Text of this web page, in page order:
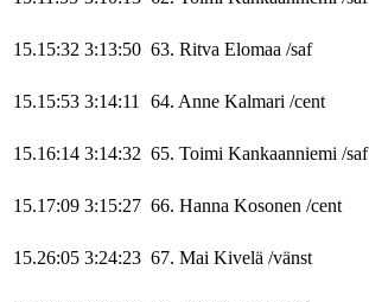
15.15:32 3:13:50 63. Ritva Elomaa /saf
15.15:53 3:14:11 64. Anne Kalmari /cent
15.16:14 3:14:32 65. Toimi Kankaanniemi /saf
15.17:09 3:15:27 66. Hanna Kosonen /cent
15.26:05 3:24:23 67. Mai Kivelä /vänst